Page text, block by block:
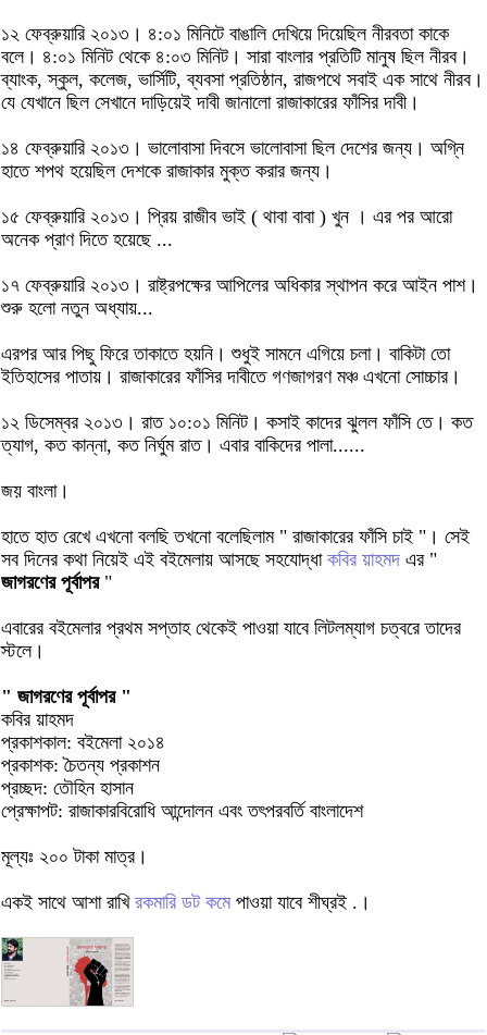
১২ ফেব্রুয়ারি ২০১৩। ৪:০১ মিনিটে বাঙালি দেখিয়ে দিয়েছিল নীরবতা কাকে
বলে। ৪:০১ মিনিট থেকে ৪:০৩ মিনিট। সারা বাংলার প্রতিটি মানুষ ছিল নীরব।
ব্যাংক, স্কুল, কলেজ, ভার্সিটি, ব্যবসা প্রতিষ্ঠান, রাজপথে সবাই এক সাথে নীরব।
যে যেখানে ছিল সেখানে দাড়িয়েই দাবী জানালো রাজাকারের ফাঁসির দাবী।
১৪ ফেব্রুয়ারি ২০১৩। ভালোবাসা দিবসে ভালোবাসা ছিল দেশের জন্য। অগ্নি
হাতে শপথ হয়েছিল দেশকে রাজাকার মুক্ত করার জন্য।
১৫ ফেব্রুয়ারি ২০১৩। প্রিয় রাজীব ভাই ( থাবা বাবা ) খুন । এর পর আরো
অনেক প্রাণ দিতে হয়েছে ...
১৭ ফেব্রুয়ারি ২০১৩। রাষ্ট্রপক্ষের আপিলের অধিকার স্থাপন করে আইন পাশ।
শুরু হলো নতুন অধ্যায়...
এরপর আর পিছু ফিরে তাকাতে হয়নি। শুধুই সামনে এগিয়ে চলা। বাকিটা তো
ইতিহাসের পাতায়। রাজাকারের ফাঁসির দাবীতে গণজাগরণ মঞ্চ এখনো সোচ্চার।
১২ ডিসেম্বর ২০১৩। রাত ১০:০১ মিনিট। কসাই কাদের ঝুলল ফাঁসি তে। কত
ত্যাগ, কত কান্না, কত নির্ঘুম রাত। এবার বাকিদের পালা......
জয় বাংলা।
হাতে হাত রেখে এখনো বলছি তখনো বলেছিলাম " রাজাকারের ফাঁসি চাই "। সেই
সব দিনের কথা নিয়েই এই বইমেলায় আসছে সহযোদ্ধা কবির য়াহমদ এর "
জাগরণের পূর্বাপর"
এবারের বইমেলার প্রথম সপ্তাহ থেকেই পাওয়া যাবে লিটলম্যাগ চত্বরে তাদের
স্টলে।
" জাগরণের পূর্বাপর "
কবির য়াহমদ
প্রকাশকাল: বইমেলা ২০১৪
প্রকাশক: চৈতন্য প্রকাশন
প্রচ্ছদ: তৌহিন হাসান
প্রেক্ষাপট: রাজাকারবিরোধি আন্দোলন এবং তৎপরবর্তি বাংলাদেশ
মূল্যঃ ২০০ টাকা মাত্র।
একই সাথে আশা রাখি রকমারি ডট কমেপাওয়া যাবে শীঘ্রই .।